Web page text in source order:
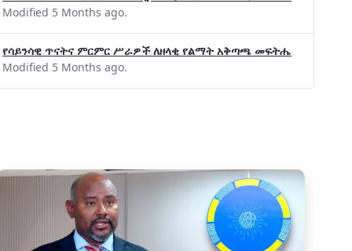
Modified 5 Months ago.
የሳይንሳዊ ጥናትና ምርምር ሥራዎች ለዘላቂ የልማት አቅጣጫ መፍትሔ ጠቋሚ
Modified 5 Months ago.